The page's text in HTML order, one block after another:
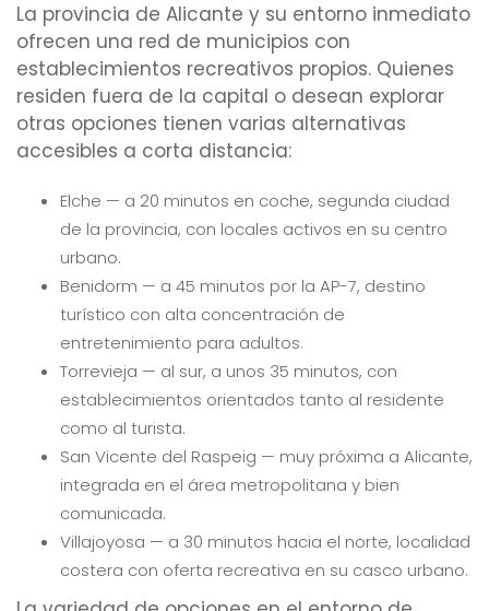
La provincia de Alicante y su entorno inmediato
ofrecen una red de municipios con
establecimientos recreativos propios. Quienes
residen fuera de la capital o desean explorar
otras opciones tienen varias alternativas
accesibles a corta distancia:
Elche — a 20 minutos en coche, segunda ciudad
de la provincia, con locales activos en su centro
urbano.
Benidorm — a 45 minutos por la AP-7, destino
turístico con alta concentración de
entretenimiento para adultos.
Torrevieja — al sur, a unos 35 minutos, con
establecimientos orientados tanto al residente
como al turista.
San Vicente del Raspeig — muy próxima a Alicante,
integrada en el área metropolitana y bien
comunicada.
Villajoyosa — a 30 minutos hacia el norte, localidad
costera con oferta recreativa en su casco urbano.